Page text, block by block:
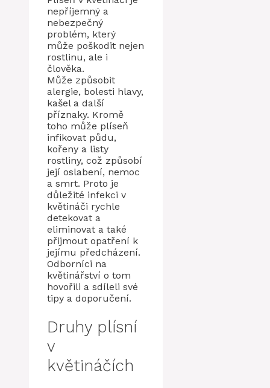
nepříjemný a
nebezpečný
problém, který
může poškodit nejen
rostlinu, ale i
člověka.
Může způsobit
alergie, bolesti hlavy,
kašel a další
příznaky. Kromě
toho může plíseň
infikovat půdu,
kořeny a listy
rostliny, což způsobí
její oslabení, nemoc
a smrt. Proto je
důležité infekci v
květináči rychle
detekovat a
eliminovat a také
přijmout opatření k
jejímu předcházení.
Odborníci na
květinářství o tom
hovořili a sdíleli své
tipy a doporučení.
Druhy plísní
v
květináčích